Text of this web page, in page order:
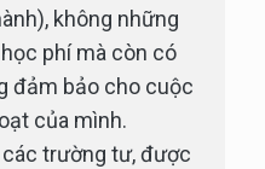
không những
phí mà còn có
đảm bảo cho cuộc
của mình.
trường tư, được